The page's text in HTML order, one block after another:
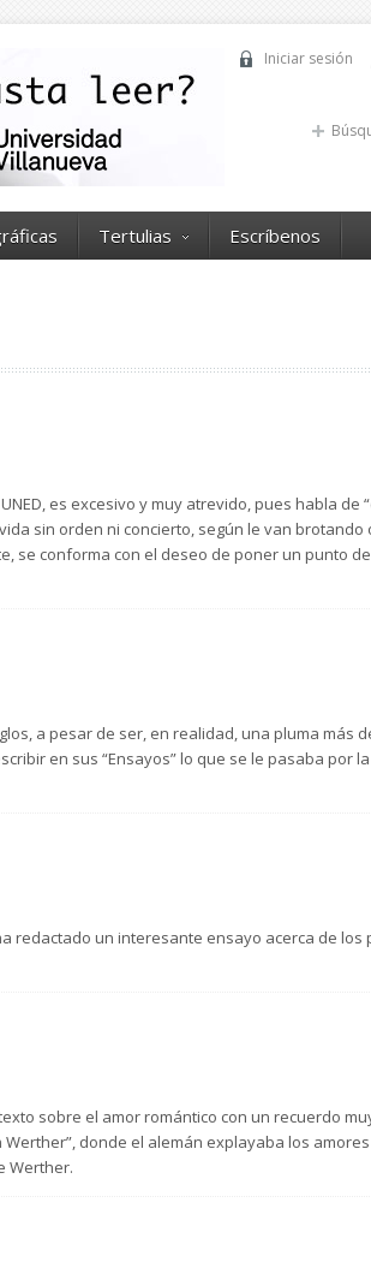
Iniciar sesión
Tertulias Escríbenos
es excesivo y muy atrevido, pues habla de
sin orden ni concierto, según le van brotando
se conforma con el deseo de poner un punto
a pesar de ser, en realidad, una pluma más
en sus “Ensayos” lo que se le pasaba por
redactado un interesante ensayo acerca de los
sobre el amor romántico con un recuerdo
donde el alemán explayaba los
Werther.